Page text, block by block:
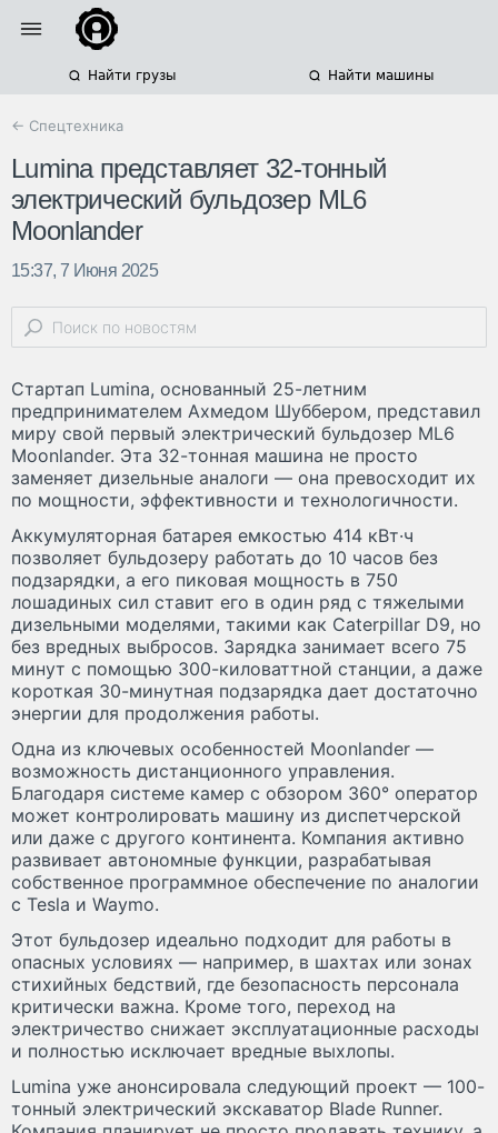
Найти грузы Найти машины
← Спецтехника
Lumina представляет 32-тонный
электрический бульдозер ML6
Moonlander
15:37, 7 Июня 2025
Стартап Lumina, основанный 25-летним
предпринимателем Ахмедом Шуббером, представил
миру свой первый электрический бульдозер ML6
Moonlander. Эта 32-тонная машина не просто
заменяет дизельные аналоги — она превосходит их
по мощности, эффективности и технологичности.
Аккумуляторная батарея емкостью 414 кВт·ч
позволяет бульдозеру работать до 10 часов без
подзарядки, а его пиковая мощность в 750
лошадиных сил ставит его в один ряд с тяжелыми
дизельными моделями, такими как Caterpillar D9, но
без вредных выбросов. Зарядка занимает всего 75
минут с помощью 300-киловаттной станции, а даже
короткая 30-минутная подзарядка дает достаточно
энергии для продолжения работы.
Одна из ключевых особенностей Moonlander —
возможность дистанционного управления.
Благодаря системе камер с обзором 360° оператор
может контролировать машину из диспетчерской
или даже с другого континента. Компания активно
развивает автономные функции, разрабатывая
собственное программное обеспечение по аналогии
с Tesla и Waymo.
Этот бульдозер идеально подходит для работы в
опасных условиях — например, в шахтах или зонах
стихийных бедствий, где безопасность персонала
критически важна. Кроме того, переход на
электричество снижает эксплуатационные расходы
и полностью исключает вредные выхлопы.
Lumina уже анонсировала следующий проект — 100-
тонный электрический экскаватор Blade Runner.